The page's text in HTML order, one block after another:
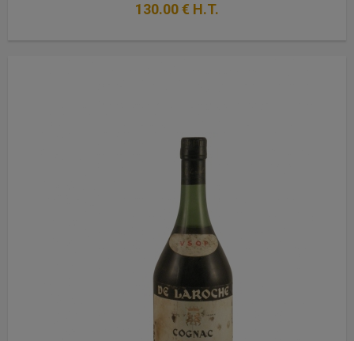
130.00€ H.T.